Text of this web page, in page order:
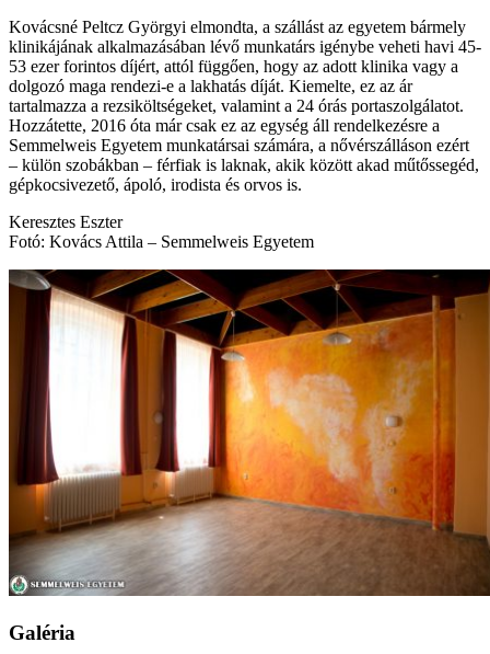
Kovácsné Peltcz Györgyi elmondta, a szállást az egyetem bármely
klinikájának alkalmazásában lévő munkatárs igénybe veheti havi 45-
53 ezer forintos díjért, attól függően, hogy az adott klinika vagy a
dolgozó maga rendezi-e a lakhatás díját. Kiemelte, ez az ár
tartalmazza a rezsiköltségeket, valamint a 24 órás portaszolgálatot.
Hozzátette, 2016 óta már csak ez az egység áll rendelkezésre a
Semmelweis Egyetem munkatársai számára, a nővérszálláson ezért
– külön szobákban – férfiak is laknak, akik között akad műtőssegéd,
gépkocsivezető, ápoló, irodista és orvos is.
Keresztes Eszter
Fotó: Kovács Attila – Semmelweis Egyetem
Galéria